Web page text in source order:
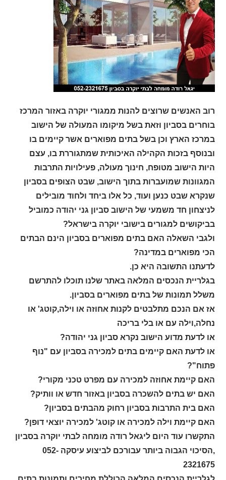
רוב האנשים שרוצים להנות ממגורי יוקרה באזור המרכז
בוחרים בסביון וזאת בשל מיקומו המעולה של הישוב
במרכז הארץ וכן בשל בתים מפוארים אשר קיימים בו
ובנוסף בזכות הקהילה האיכותית שמתגוררת בו, עצם
היות הישוב מטופח, חינוך מעולה, פעילויות התרבות
המגוונות שמועברות בתוך הישוב, שבט הצופים בסביון
שנקרא שבט כנען ועוד, כל אלו ביחד ולחוד מובילים
לניצחון חד משמעי של הישוב סביון גני יהודה כמוביל
בביקושים למגורים בישובי יוקרה בישראל?
ולגבי השאלה האם בתים מפוארים בסביון הינם הבתים
הכי מפוארים במדינה?
לדעתנו התשובה היא כן.
בגלריית הנכסים המלאה באתר שלנו תוכלו להתרשם
משלל תמונות של בתים מפוארים בסביון.
אז אם הנכם מתלבטים לקנות אחוזה או וילה,קוטג' או
נחלה,וילה עם או בלי בריכה
או לדעת מדוע הישוב נקרא סביון גני יהודה?
או לדעת האם קיימים בתים למכירה בסביון עם "נוף
פתוח"?
האם קיימת אחוזה למכירה עם מפרט טכני מקורי?
האם יש בתים להשכרה בסביון באזור חדש או וותיק?
האם בית התרבות בסביון רחוק מהבתים בסביון?
האם קיימת וילה למכירה או קוטג' למכירה יוצאי דופן?
התקשרו עוד היום ליגאל רודה מומחה לבתי יוקרה בסביון
,הסיכוי הגבוה ביותר עבורכם לביצוע עיסקה 052-
2321675